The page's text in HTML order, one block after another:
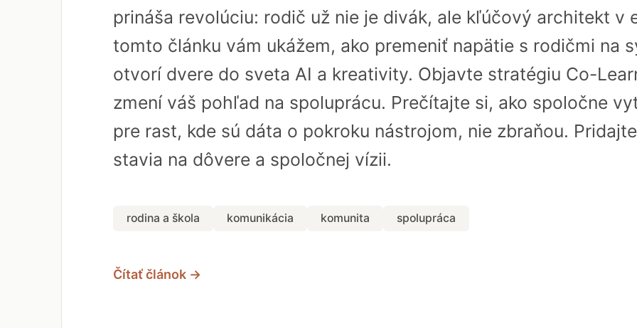
prináša revolúciu: rodič už nie je divák, ale kľúčový architekt v
tomto článku vám ukážem, ako premeniť napätie s rodičmi na
otvorí dvere do sveta AI a kreativity. Objavte stratégiu Co-
zmení váš pohľad na spoluprácu. Prečítajte si, ako spoločne
pre rast, kde sú dáta o pokroku nástrojom, nie zbraňou.
stavia na dôvere a spoločnej vízii.
rodina a škola komunikácia komunita spolupráca
Čítať článok →